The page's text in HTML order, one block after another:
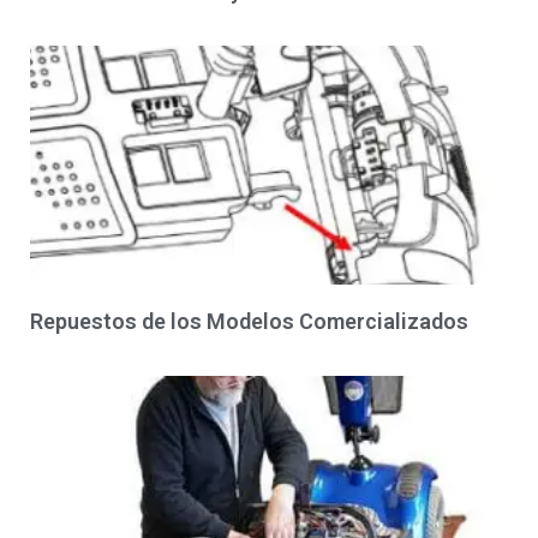
Repuestos de los Modelos Comercializados